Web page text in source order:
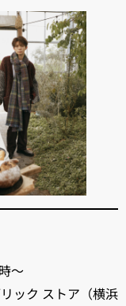
～
ック ストア（横浜